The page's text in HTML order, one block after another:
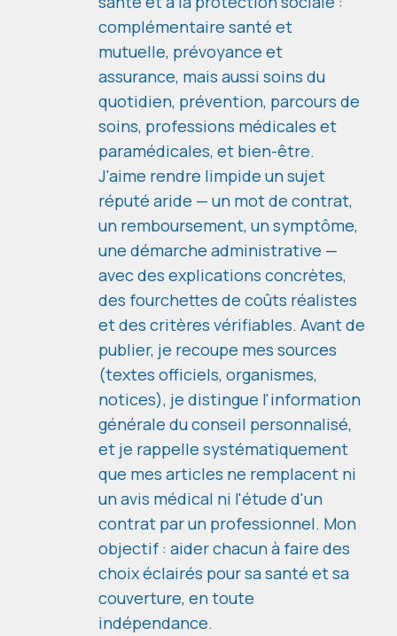
complémentaire santé et
mutuelle, prévoyance et
assurance, mais aussi soins du
quotidien, prévention, parcours de
soins, professions médicales et
paramédicales, et bien-être.
J'aime rendre limpide un sujet
réputé aride — un mot de contrat,
un remboursement, un symptôme,
une démarche administrative —
avec des explications concrètes,
des fourchettes de coûts réalistes
et des critères vérifiables. Avant de
publier, je recoupe mes sources
(textes officiels, organismes,
notices), je distingue l'information
générale du conseil personnalisé,
et je rappelle systématiquement
que mes articles ne remplacent ni
un avis médical ni l'étude d'un
contrat par un professionnel. Mon
objectif : aider chacun à faire des
choix éclairés pour sa santé et sa
couverture, en toute
indépendance.